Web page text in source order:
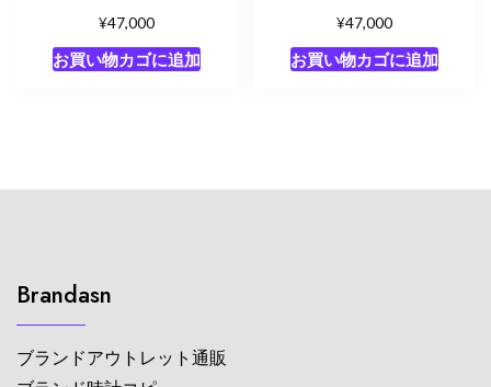
¥47,000
お買い物カゴに追加
¥47,000
お買い物カゴに追加
Brandasn
ブランドアウトレット通販